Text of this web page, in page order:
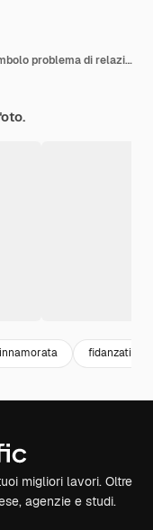
Una coppia innamorata di un cuore simbolo problema di relazione di coppia cuore spezzato tra coppia
fidanzati
migliori lavori. Oltre
agenzie e studi.